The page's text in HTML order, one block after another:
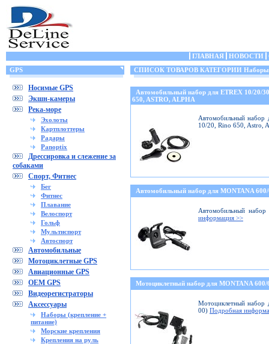
ГЛАВНАЯ НОВОСТИ
GPS
Носимые GPS
Экшн-камеры
Река-море
Эхолоты
Картплоттеры
Радары
Panoptix
Дрессировка и слежение за
собаками
Спорт, Фитнес
Бег
Фитнес
Плавание
Велоспорт
Гольф
Мультиспорт
Автоспорт
Автомобильные
Мотоциклетные GPS
Авиационные GPS
OEM GPS
Видеорегистраторы
Аксессуары
Наборы (крепление +
питание)
Морские крепления
Крепления на руль
СПИСОК ТОВАРОВ КАТЕГОРИИ Наборы
Автомобильный набор для ETREX 10/20/
650, ASTRO, ALPHA
Автомобильный набор
10/20, Rino 650, Astro,
Автомобильный набор для MONTANA
Автомобильный
информация >>
Мотоциклетный набор для MONTANA
Мотоциклетный набор
00) Подробная